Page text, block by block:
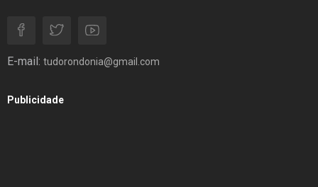
E-mail: tudorondonia@gmail.com
Publicidade